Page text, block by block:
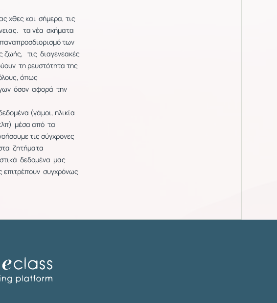
χθες και σήμερα, τις
τα νέα σχήματα
των
ζωής, τις διαγενεακές
τη ρευστότητα της
όπως
όσον αφορά την
(γάμοι, ηλικία
μέσα από τα
τις σύγχρονες
ζητήματα
δεδομένα μας
επιτρέπουν συγχρόνως